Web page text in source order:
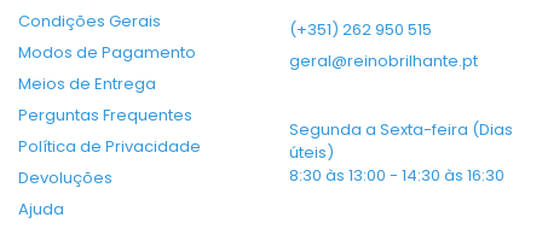
Condições Gerais
Modos de Pagamento
Meios de Entrega
Perguntas Frequentes
Política de Privacidade
Devoluções
Ajuda
(+351) 262 950 515
geral@reinobrilhante.pt
Segunda a Sexta-feira (Dias
úteis)
8:30 às 13:00 - 14:30 às 16:30